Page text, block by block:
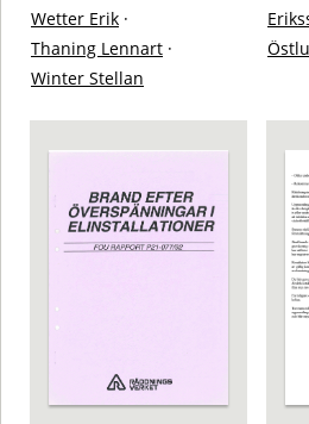
Wetter Erik ·
Thaning Lennart ·
Winter Stellan